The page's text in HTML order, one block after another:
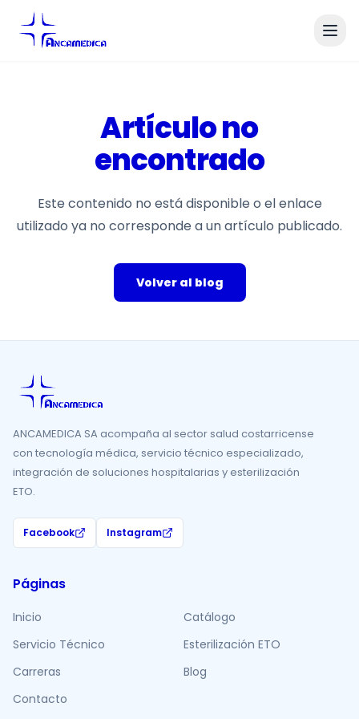
Artículo no
encontrado
Este contenido no está disponible o el enlace
utilizado ya no corresponde a un artículo publicado.
Volver al blog
ANCAMEDICA SA acompaña al sector salud costarricense
con tecnología médica, servicio técnico especializado,
integración de soluciones hospitalarias y esterilización
ETO.
Facebook Instagram
Páginas
Inicio
Catálogo
Servicio Técnico
Esterilización ETO
Carreras
Blog
Contacto